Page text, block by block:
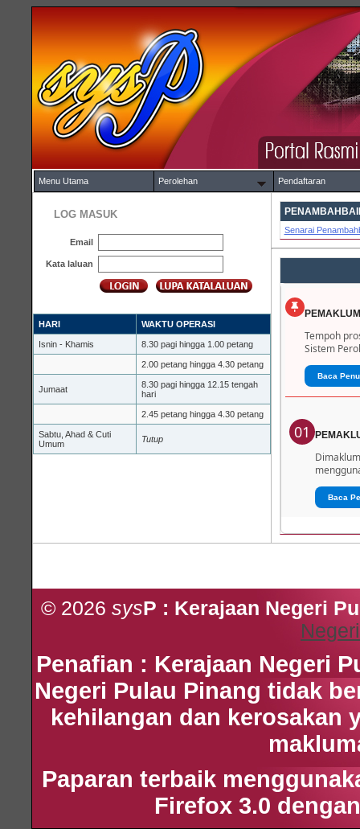
Menu Utama Perolehan Pendaftaran
LOG MASUK
Email
Kata laluan
HARI WAKTU OPERASI
Isnin - Khamis 8.30 pagi hingga 1.00 petang
2.00 petang hingga 4.30 petang
Jumaat
8.30 pagi hingga 12.15 tengah
hari
2.45 petang hingga 4.30 petang
Sabtu, Ahad & Cuti
Umum
Tutup
Senarai
Tempoh
Sistem
Baca
01
Baca
© 2026 sysP : Kerajaan Negeri
Penafian : Kerajaan Negeri
Negeri Pulau Pinang tidak
kehilangan dan kerosakan
Paparan terbaik
Firefox 3.0